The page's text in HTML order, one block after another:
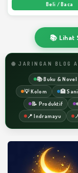
Beli / Baca
📚 Lihat
🌐 JARINGAN BLOG
📚 Buku & Novel
💡 Kolom
🏥
📝 Produktif
📍 Indramayu